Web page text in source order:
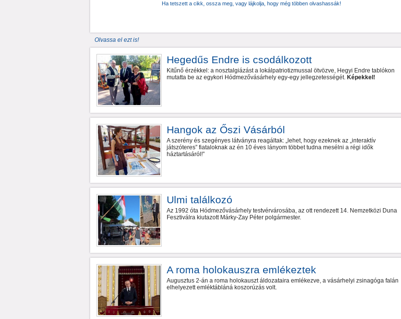
Ha tetszett a cikk, ossza meg, vagy lájkolja, hogy még többen olvashassák!
Olvassa el ezt is!
Hegedűs Endre is csodálkozott
Kitűnő érzékkel: a nosztalgiázást a lokálpatriotizmussal ötvözve, Hegyi Endre tablókon
mutatta be az egykori Hódmezővásárhely egy-egy jellegzetességét. Képekkel!
Hangok az Őszi Vásárból
A szerény és szegényes látványra reagáltak: „lehet, hogy ezeknek az „interaktív
játszóteres” fiataloknak az én 10 éves lányom többet tudna mesélni a régi idők
háztartásáról!”
Ulmi találkozó
Az 1992 óta Hódmezővásárhely testvérvárosába, az ott rendezett 14. Nemzetközi Duna
Fesztiválra kiutazott Márky-Zay Péter polgármester.
A roma holokauszra emlékeztek
Augusztus 2-án a roma holokauszt áldozataira emlékezve, a vásárhelyi zsinagóga falán
elhelyezett emléktábláná koszorúzás volt.